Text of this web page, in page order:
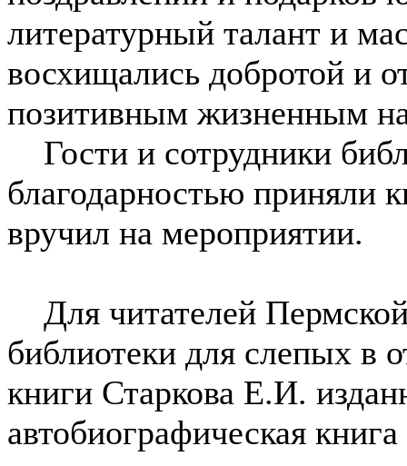
литературный талант и
восхищались добротой и
позитивным жизненным
Гости и сотрудники
благодарностью приняли
вручил на мероприятии.
Для читателей
библиотеки для слепых в
книги Старкова Е.И.
автобиографическая